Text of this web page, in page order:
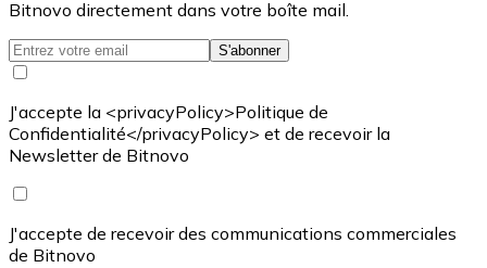
Bitnovo directement dans votre boîte mail.
S'abonner
J'accepte la <privacyPolicy>Politique de
Confidentialité</privacyPolicy> et de recevoir la
Newsletter de Bitnovo
J'accepte de recevoir des communications commerciales
de Bitnovo